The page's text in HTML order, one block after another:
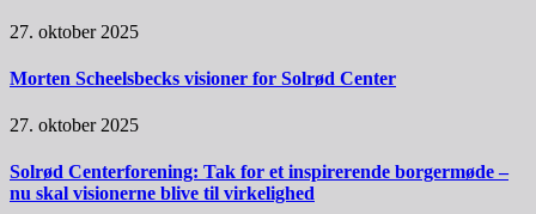
27. oktober 2025
Morten Scheelsbecks visioner for Solrød Center
27. oktober 2025
Solrød Centerforening: Tak for et inspirerende borgermøde –
nu skal visionerne blive til virkelighed